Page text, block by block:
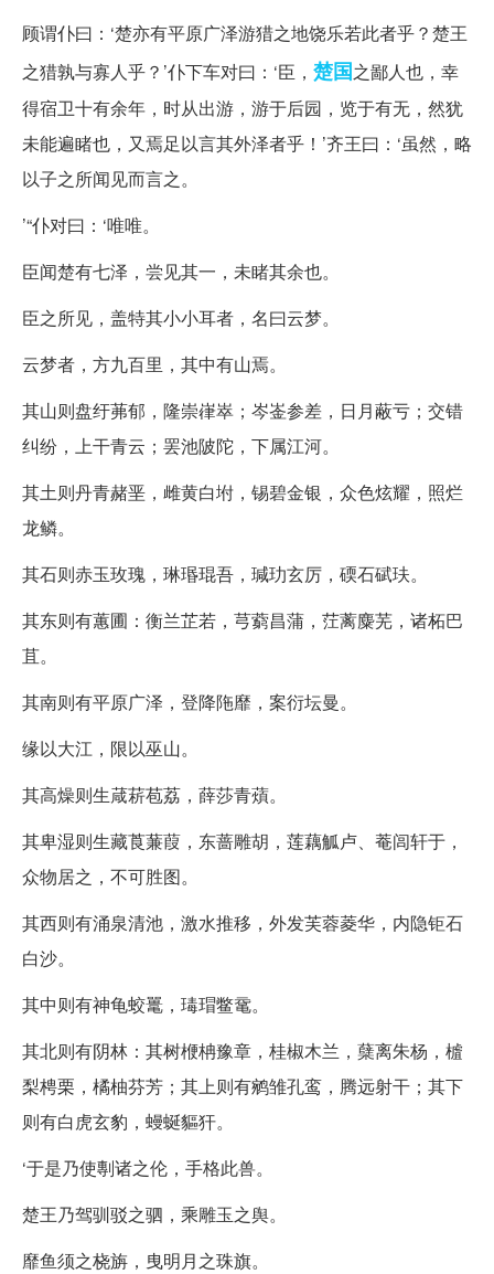
顾谓仆曰：‘楚亦有平原广泽游猎之地饶乐若此者乎？楚王
之猎孰与寡人乎？’仆下车对曰：‘臣， 楚国之鄙人也，幸
得宿卫十有余年，时从出游，游于后园，览于有无，然犹
未能遍睹也，又焉足以言其外泽者乎！’齐王曰：‘虽然，略
以子之所闻见而言之。
’“仆对曰：‘唯唯。
臣闻楚有七泽，尝见其一，未睹其余也。
臣之所见，盖特其小小耳者，名曰云梦。
云梦者，方九百里，其中有山焉。
其山则盘纡茀郁，隆崇嵂崒；岑崟参差，日月蔽亏；交错
纠纷，上干青云；罢池陂陀，下属江河。
其土则丹青赭垩，雌黄白坿，锡碧金银，众色炫耀，照烂
龙鳞。
其石则赤玉玫瑰，琳瑉琨吾，瑊玏玄厉，碝石碔玞。
其东则有蕙圃：衡兰芷若，芎藭昌蒲，茳蓠麋芜，诸柘巴
苴。
其南则有平原广泽，登降陁靡，案衍坛曼。
缘以大江，限以巫山。
其高燥则生葴菥苞荔，薛莎青薠。
其卑湿则生藏莨蒹葭，东蔷雕胡，莲藕觚卢、菴闾轩于，
众物居之，不可胜图。
其西则有涌泉清池，激水推移，外发芙蓉菱华，内隐钜石
白沙。
其中则有神龟蛟鼍，瑇瑁鳖鼋。
其北则有阴林：其树楩柟豫章，桂椒木兰，蘖离朱杨，樝
梨梬栗，橘柚芬芳；其上则有鹓雏孔鸾，腾远射干；其下
则有白虎玄豹，蟃蜒貙犴。
‘于是乃使剸诸之伦，手格此兽。
楚王乃驾驯驳之驷，乘雕玉之舆。
靡鱼须之桡旃，曳明月之珠旗。